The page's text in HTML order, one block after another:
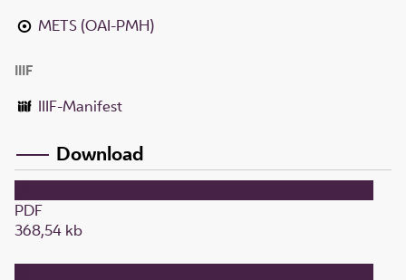
METS (OAI-PMH)
IIIF
IIIF-Manifest
Download
PDF
368,54 kb